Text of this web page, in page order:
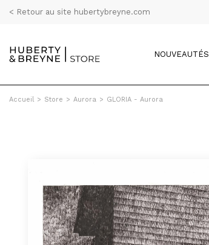
< Retour au site hubertybreyne.com
NOUVEAUTÉS
Accueil > Store > Aurora > GLORIA - Aurora